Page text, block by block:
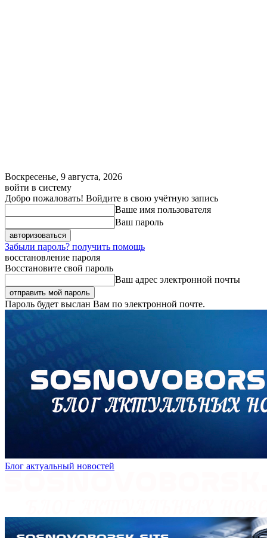
Воскресенье, 9 августа, 2026
войти в систему
Добро пожаловать! Войдите в свою учётную запись
Ваше имя пользователя
Ваш пароль
Забыли пароль? получить помощь
восстановление пароля
Восстановите свой пароль
Ваш адрес электронной почты
Пароль будет выслан Вам по электронной почте.
Блог актуальный новостей